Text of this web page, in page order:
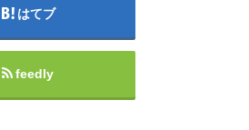
はてブ
feedly